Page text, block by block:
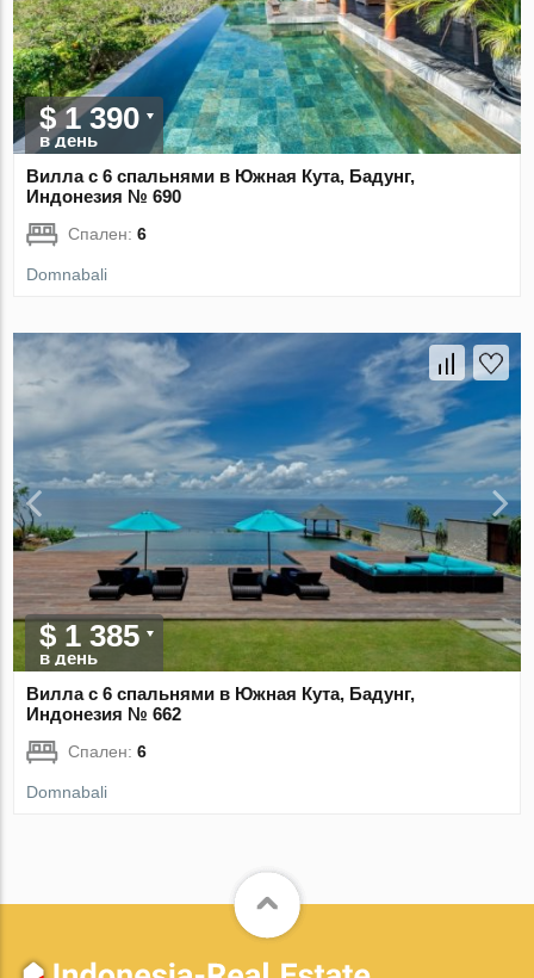
$ 1 390
в день
Вилла с 6 спальнями в Южная Кута, Бадунг,
Индонезия № 690
Спален:6
Domnabali
$ 1 385
в день
Вилла с 6 спальнями в Южная Кута, Бадунг,
Индонезия № 662
Спален:6
Domnabali